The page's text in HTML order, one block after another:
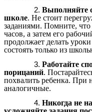
Выполняйте
школе. Не стоит
заданиями. Помните,
часов, а затем его
продолжает делать
состоять только из
Работайте
порицаний.
похвалить ребенка. При
аналогичные.
Никогда не